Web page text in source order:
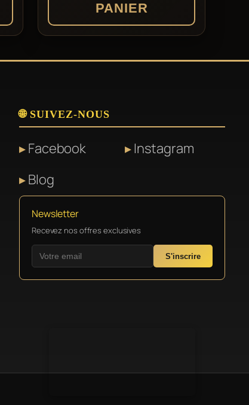
PANIER
🌐 SUIVEZ-NOUS
Facebook
Instagram
Blog
Newsletter
Recevez nos offres exclusives
S'inscrire